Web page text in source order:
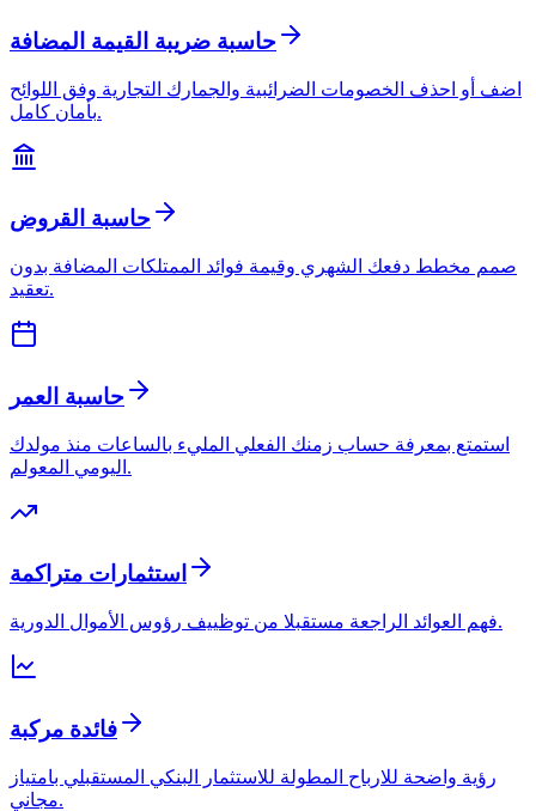
حاسبة ضريبة القيمة المضافة
اضف أو احذف الخصومات الضرائبية والجمارك التجارية وفق اللوائح
بأمان كامل.
حاسبة القروض
صمم مخطط دفعك الشهري وقيمة فوائد الممتلكات المضافة بدون
تعقيد.
حاسبة العمر
استمتع بمعرفة حساب زمنك الفعلي المليء بالساعات منذ مولدك
اليومي المعولم.
استثمارات متراكمة
فهم العوائد الراجعة مستقبلا من توظييف رؤوس الأموال الدورية.
فائدة مركبة
رؤية واضحة للارباح المطولة للاستثمار البنكي المستقبلي بامتياز
مجاني.